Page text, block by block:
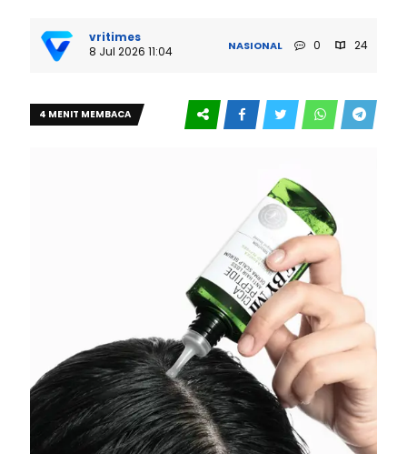
vritimes
8 Jul 2026 11:04
NASIONAL 0 24
4 MENIT MEMBACA